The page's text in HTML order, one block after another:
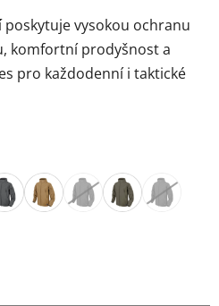
poskytuje vysokou ochranu
komfortní prodyšnost a
pro každodenní i taktické